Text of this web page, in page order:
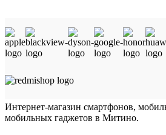
Интернет-магазин смартфонов,
мобильных гаджетов в Митино.